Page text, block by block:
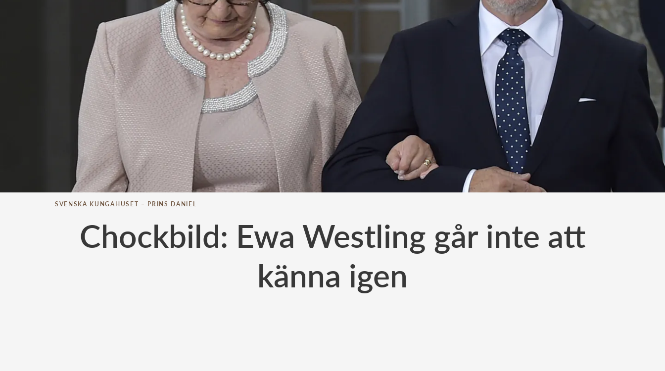
SVENSKA KUNGAHUSET – PRINS DANIEL
Chockbild: Ewa Westling går inte att
känna igen